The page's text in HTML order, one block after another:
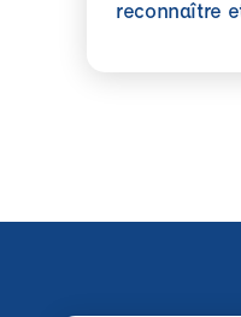
reconnaître
En savoir plus